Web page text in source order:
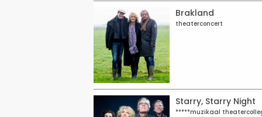
Brakland
theaterconcert
Starry, Starry Night
*****muzikaal